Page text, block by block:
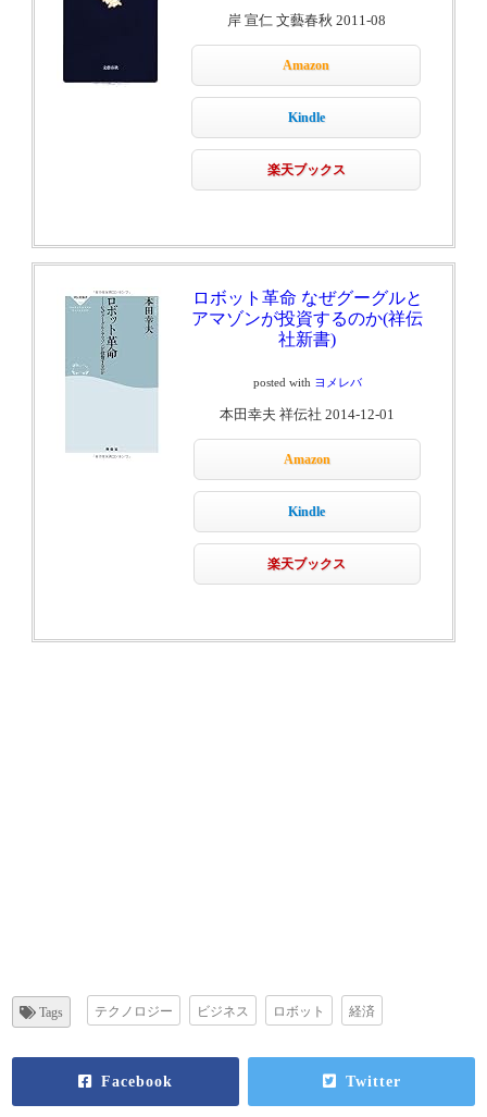
岸 宣仁 文藝春秋 2011-08
Amazon
Kindle
楽天ブックス
ロボット革命 なぜグーグルと
アマゾンが投資するのか(祥伝
社新書)
posted with ヨメレバ
本田幸夫 祥伝社 2014-12-01
Amazon
Kindle
楽天ブックス
Tags テクノロジー ビジネス ロボット 経済
Facebook Twitter